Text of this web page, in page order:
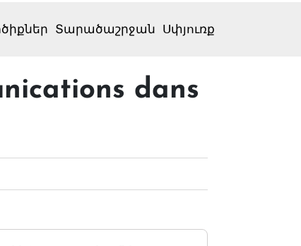
Տարածաշրջան Սփյուռք
dans